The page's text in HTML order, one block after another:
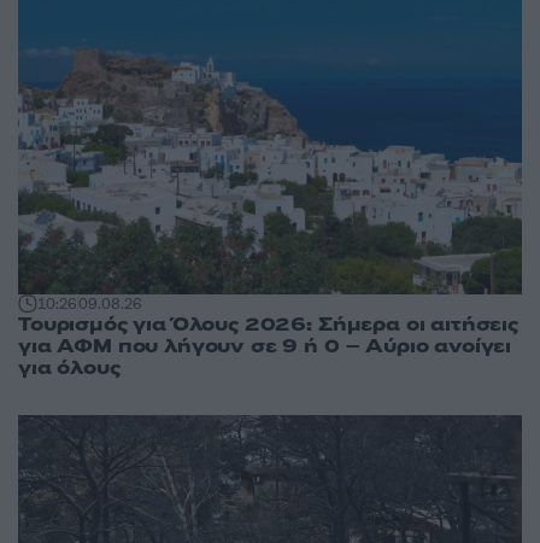
10:2609.08.26
Τουρισμός για Όλους 2026: Σήμερα οι αιτήσεις
για ΑΦΜ που λήγουν σε 9 ή 0 – Αύριο ανοίγει
για όλους